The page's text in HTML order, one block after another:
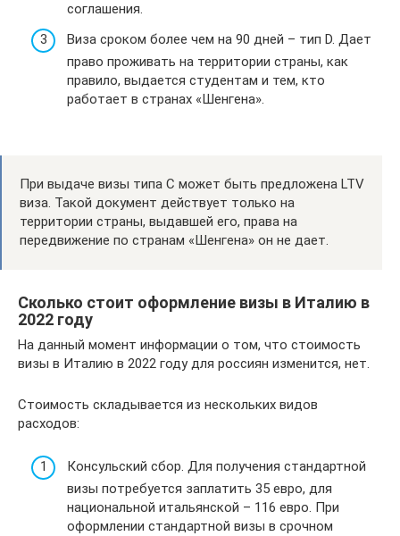
соглашения.
Виза сроком более чем на 90 дней – тип D. Дает
право проживать на территории страны, как
правило, выдается студентам и тем, кто
работает в странах «Шенгена».
При выдаче визы типа С может быть предложена LTV
виза. Такой документ действует только на
территории страны, выдавшей его, права на
передвижение по странам «Шенгена» он не дает.
Сколько стоит оформление визы в Италию в
2022 году
На данный момент информации о том, что стоимость
визы в Италию в 2022 году для россиян изменится, нет.
Стоимость складывается из нескольких видов
расходов:
Консульский сбор. Для получения стандартной
визы потребуется заплатить 35 евро, для
национальной итальянской – 116 евро. При
оформлении стандартной визы в срочном